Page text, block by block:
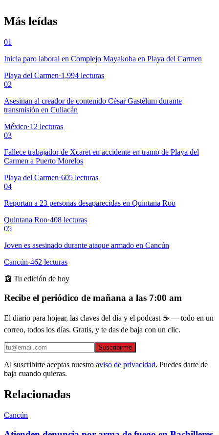
Más leídas
01
Inicia paro laboral en Complejo Mayakoba en Playa del Carmen
Playa del Carmen·1,994 lecturas
02
Asesinan al creador de contenido César Gastélum durante
transmisión en Culiacán
México·12 lecturas
03
Fallece trabajador de Xcaret en accidente en tramo de Playa del
Carmen a Puerto Morelos
Playa del Carmen·605 lecturas
04
Reportan a 23 personas desaparecidas en Quintana Roo
Quintana Roo·408 lecturas
05
Joven es asesinado durante ataque armado en Cancún
Cancún·462 lecturas
📰 Tu edición de hoy
Recibe el periódico de mañana a las 7:00 am
El diario para hojear, las claves del día y el podcast ☕ — todo en un
correo, todos los días. Gratis, y te das de baja con un clic.
Suscribirme
Al suscribirte aceptas nuestro aviso de privacidad. Puedes darte de
baja cuando quieras.
Relacionadas
Cancún